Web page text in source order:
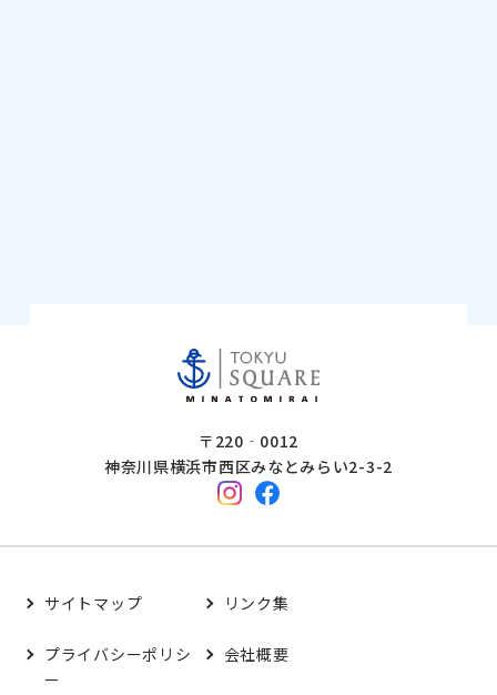
〒220‐0012
神奈川県横浜市西区みなとみらい2-3-2
サイトマップ リンク集
プライバシーポリシ
ー
会社概要